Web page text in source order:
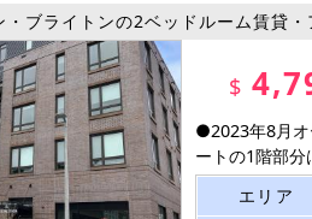
ブライトンの2ベッドルーム賃貸
$
●2023年8月
ートの1階部分
エリア